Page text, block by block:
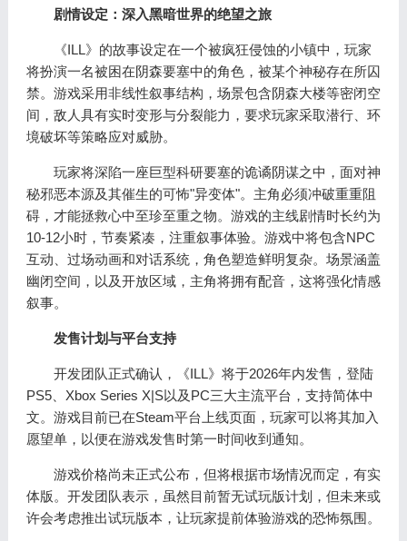
剧情设定：深入黑暗世界的绝望之旅
《ILL》的故事设定在一个被疯狂侵蚀的小镇中，玩家
将扮演一名被困在阴森要塞中的角色，被某个神秘存在所囚
禁。游戏采用非线性叙事结构，场景包含阴森大楼等密闭空
间，敌人具有实时变形与分裂能力，要求玩家采取潜行、环
境破坏等策略应对威胁。
玩家将深陷一座巨型科研要塞的诡谲阴谋之中，面对神
秘邪恶本源及其催生的可怖"异变体"。主角必须冲破重重阻
碍，才能拯救心中至珍至重之物。游戏的主线剧情时长约为
10-12小时，节奏紧凑，注重叙事体验。游戏中将包含NPC
互动、过场动画和对话系统，角色塑造鲜明复杂。场景涵盖
幽闭空间，以及开放区域，主角将拥有配音，这将强化情感
叙事。
发售计划与平台支持
开发团队正式确认，《ILL》将于2026年内发售，登陆
PS5、Xbox Series X|S以及PC三大主流平台，支持简体中
文。游戏目前已在Steam平台上线页面，玩家可以将其加入
愿望单，以便在游戏发售时第一时间收到通知。
游戏价格尚未正式公布，但将根据市场情况而定，有实
体版。开发团队表示，虽然目前暂无试玩版计划，但未来或
许会考虑推出试玩版本，让玩家提前体验游戏的恐怖氛围。